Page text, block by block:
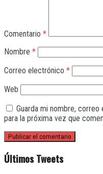
Comentario *
Nombre *
Correo electrónico *
Web
Guarda mi nombre,
para la próxima vez que
Últimos Tweets